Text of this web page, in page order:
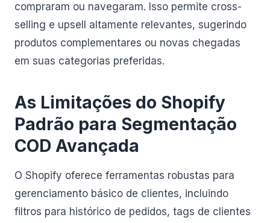
compraram ou navegaram. Isso permite cross-
selling e upsell altamente relevantes, sugerindo
produtos complementares ou novas chegadas
em suas categorias preferidas.
As Limitações do Shopify
Padrão para Segmentação
COD Avançada
O Shopify oferece ferramentas robustas para
gerenciamento básico de clientes, incluindo
filtros para histórico de pedidos, tags de clientes